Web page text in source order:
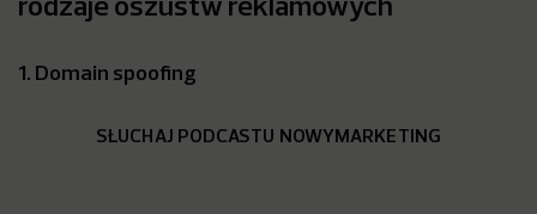
1. Domain spoofing
SŁUCHAJ PODCASTU NOWYMARKETING